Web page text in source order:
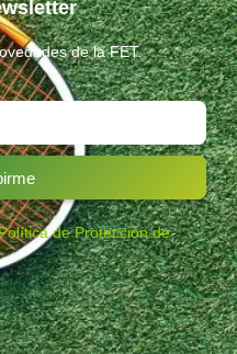
de la FET.
de Protección de